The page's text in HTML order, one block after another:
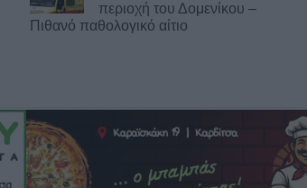
περιοχή του Δομενίκου –
Πιθανό παθολογικό αίτιο